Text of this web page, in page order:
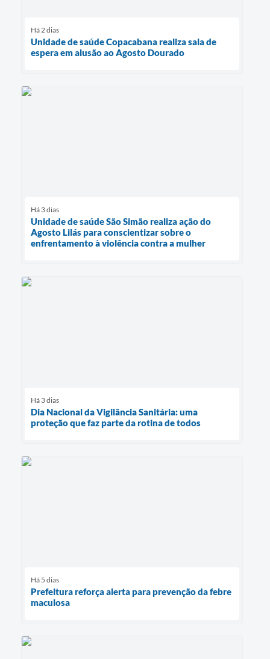
Há 2 dias
Unidade de saúde Copacabana realiza sala de
espera em alusão ao Agosto Dourado
Há 3 dias
Unidade de saúde São Simão realiza ação do
Agosto Lilás para conscientizar sobre o
enfrentamento à violência contra a mulher
Há 3 dias
Dia Nacional da Vigilância Sanitária: uma
proteção que faz parte da rotina de todos
Há 5 dias
Prefeitura reforça alerta para prevenção da febre
maculosa